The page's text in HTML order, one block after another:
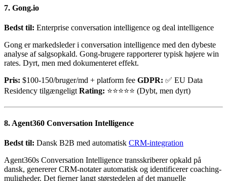
7. Gong.io
Bedst til: Enterprise conversation intelligence og deal intelligence
Gong er markedsleder i conversation intelligence med den dybeste
analyse af salgsopkald. Gong-brugere rapporterer typisk højere win
rates. Dyrt, men med dokumenteret effekt.
Pris: $100-150/bruger/md + platform fee GDPR: ✅ EU Data
Residency tilgængeligtRating: ⭐⭐⭐⭐⭐ (Dybt, men dyrt)
8. Agent360 Conversation Intelligence
Bedst til: Dansk B2B med automatisk CRM-integration
Agent360s Conversation Intelligence transskriberer opkald på
dansk, genererer CRM-notater automatisk og identificerer coaching-
muligheder. Det fjerner langt størstedelen af det manuelle